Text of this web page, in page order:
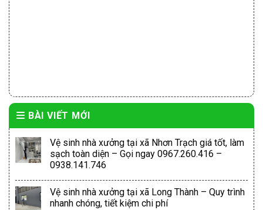
BÀI VIẾT MỚI
Vệ sinh nhà xưởng tại xã Nhơn Trạch giá tốt, làm
sạch toàn diện – Gọi ngay 0967.260.416 –
0938.141.746
Vệ sinh nhà xưởng tại xã Long Thành – Quy trình
nhanh chóng, tiết kiệm chi phí